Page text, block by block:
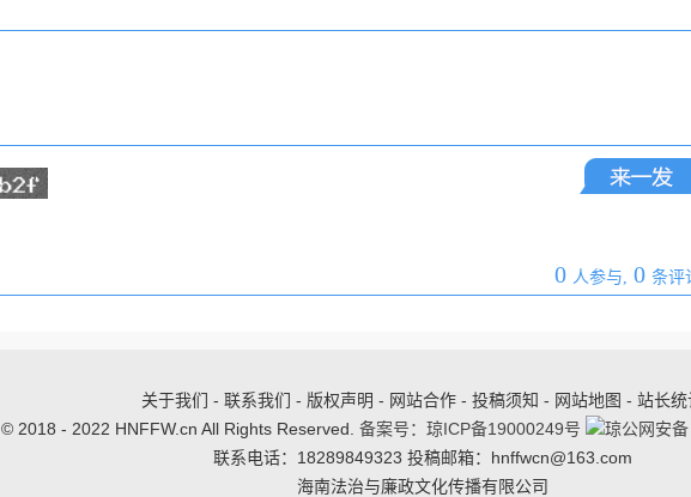
0 人参与, 0 条评
关于我们 - 联系我们 - 版权声明 - 网站合作 - 投稿须知 - 网站地图 - 站长统
© 2018 - 2022 HNFFW.cn All Rights Reserved. 备案号：琼ICP备19000249号
琼公网安
联系电话：18289849323 投稿邮箱：hnffwcn@163.com
海南法治与廉政文化传播有限公司